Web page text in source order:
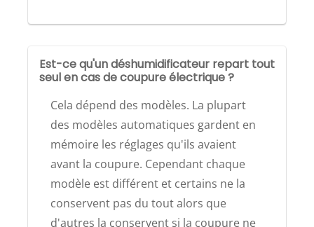
Est-ce qu'un déshumidificateur repart tout
seul en cas de coupure électrique ?
Cela dépend des modèles. La plupart
des modèles automatiques gardent en
mémoire les réglages qu'ils avaient
avant la coupure. Cependant chaque
modèle est différent et certains ne la
conservent pas du tout alors que
d'autres la conservent si la coupure ne